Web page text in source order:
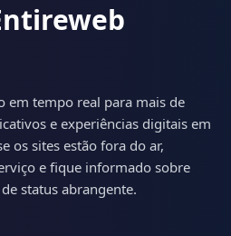
em tempo real para mais de
e experiências digitais em
os sites estão fora do ar,
e fique informado sobre
status abrangente.